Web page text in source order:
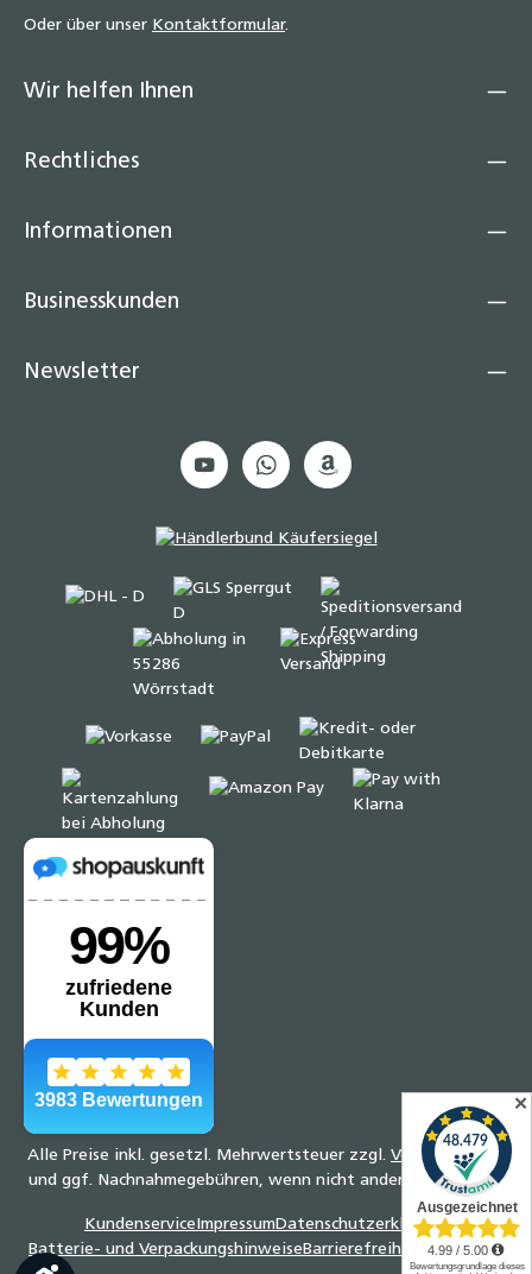
Oder über unser Kontaktformular.
Wir helfen Ihnen
Rechtliches
Informationen
Businesskunden
Newsletter
Alle Preise inkl. gesetzl. Mehrwertsteuer zzgl. Versandkosten
und ggf. Nachnahmegebühren, wenn nicht anders angegeben.
KundenserviceImpressumDatenschutzerklärung
Batterie- und VerpackungshinweiseBarrierefreiheitserklärung
✕